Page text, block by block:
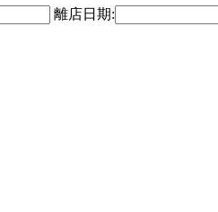
離店日期: